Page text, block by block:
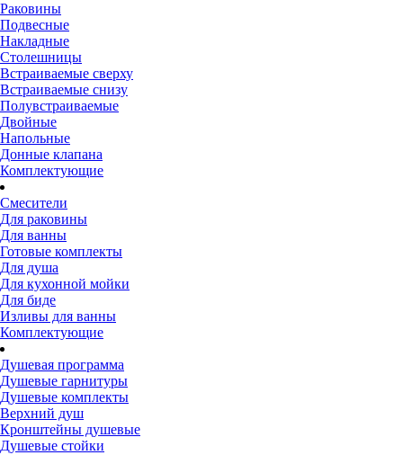
Раковины
Подвесные
Накладные
Столешницы
Встраиваемые сверху
Встраиваемые снизу
Полувстраиваемые
Двойные
Напольные
Донные клапана
Комплектующие
Смесители
Для раковины
Для ванны
Готовые комплекты
Для душа
Для кухонной мойки
Для биде
Изливы для ванны
Комплектующие
Душевая программа
Душевые гарнитуры
Душевые комплекты
Верхний душ
Кронштейны душевые
Душевые стойки